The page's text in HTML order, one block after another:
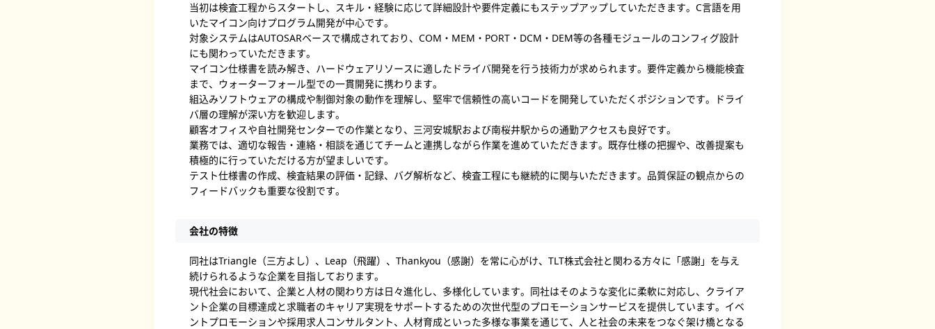
当初は検査工程からスタートし、スキル・経験に応じて詳細設計や要件定義にもステップアップしていただきます。C言語を用
いたマイコン向けプログラム開発が中心です。
対象システムはAUTOSARベースで構成されており、COM・MEM・PORT・DCM・DEM等の各種モジュールのコンフィグ設計
にも関わっていただきます。
マイコン仕様書を読み解き、ハードウェアリソースに適したドライバ開発を行う技術力が求められます。要件定義から機能検査
まで、ウォーターフォール型での一貫開発に携わります。
組込みソフトウェアの構成や制御対象の動作を理解し、堅牢で信頼性の高いコードを開発していただくポジションです。ドライ
バ層の理解が深い方を歓迎します。
顧客オフィスや自社開発センターでの作業となり、三河安城駅および南桜井駅からの通勤アクセスも良好です。
業務では、適切な報告・連絡・相談を通じてチームと連携しながら作業を進めていただきます。既存仕様の把握や、改善提案も
積極的に行っていただける方が望ましいです。
テスト仕様書の作成、検査結果の評価・記録、バグ解析など、検査工程にも継続的に関与いただきます。品質保証の観点からの
フィードバックも重要な役割です。
会社の特徴
同社はTriangle（三方よし）、Leap（飛躍）、Thankyou（感謝）を常に心がけ、TLT株式会社と関わる方々に「感謝」を与え
続けられるような企業を目指しております。
現代社会において、企業と人材の関わり方は日々進化し、多様化しています。同社はそのような変化に柔軟に対応し、クライア
ント企業の目標達成と求職者のキャリア実現をサポートするための次世代型のプロモーションサービスを提供しています。イベ
ントプロモーションや採用求人コンサルタント、人材育成といった多様な事業を通じて、人と社会の未来をつなぐ架け橋となる